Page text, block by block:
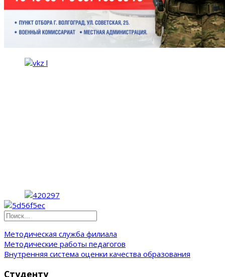
Методическая служба филиала
Методические работы педагогов
Внутренняя система оценки качества образования
Студенту